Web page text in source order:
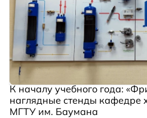
К началу учебного года:
наглядные стенды кафедре
МГТУ им. Баумана